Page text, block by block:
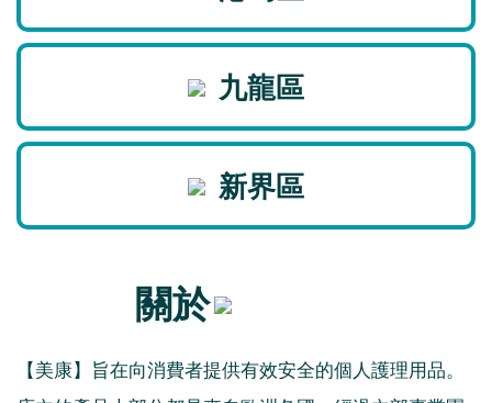
九龍區
新界區
關於
【美康】旨在向消費者提供有效安全的個人護理用品。